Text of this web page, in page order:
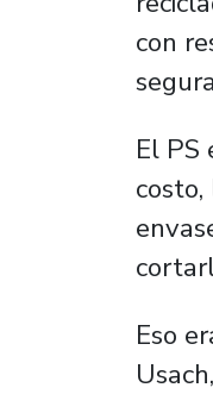
con
El PS
Eso